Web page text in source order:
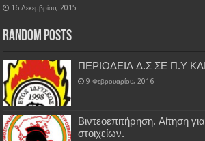
16 Δεκεμβρίου, 2015
Random Posts
ΠΕΡΙΟΔΕΙΑ Δ.Σ ΣΕ Π.Υ
9 Φεβρουαρίου, 2016
Βιντεοεπιτήρηση. Αίτηση
στοιχείων.